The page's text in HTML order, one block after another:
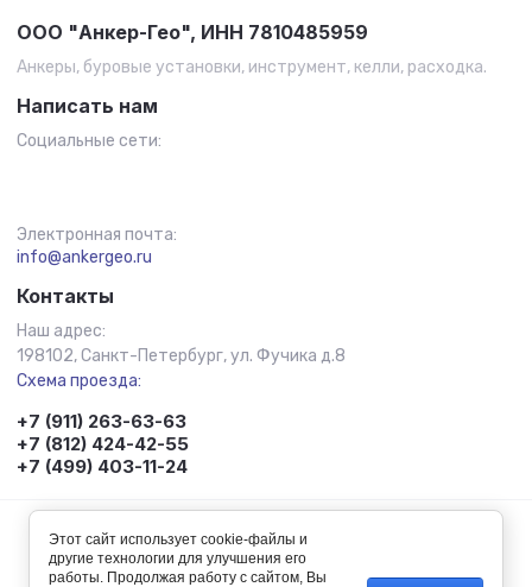
ООО "Анкер-Гео", ИНН 7810485959
Анкеры, буровые установки, инструмент, келли, расходка.
Написать нам
Социальные сети:
Электронная почта:
info@ankergeo.ru
Контакты
Наш адрес:
198102, Санкт-Петербург, ул. Фучика д.8
Схема проезда:
+7 (911) 263-63-63
+7 (812) 424-42-55
+7 (499) 403-11-24
© 2011 - 2026 Анкер-Гео
Этот сайт использует cookie-файлы и
другие технологии для улучшения его
работы. Продолжая работу с сайтом, Вы